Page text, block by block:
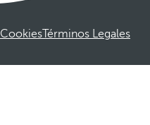
CookiesTérminos Legales